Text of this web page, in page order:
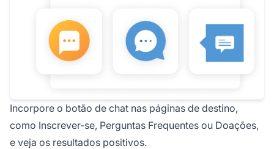
Incorpore o botão de chat nas páginas de destino,
como Inscrever-se, Perguntas Frequentes ou Doações,
e veja os resultados positivos.